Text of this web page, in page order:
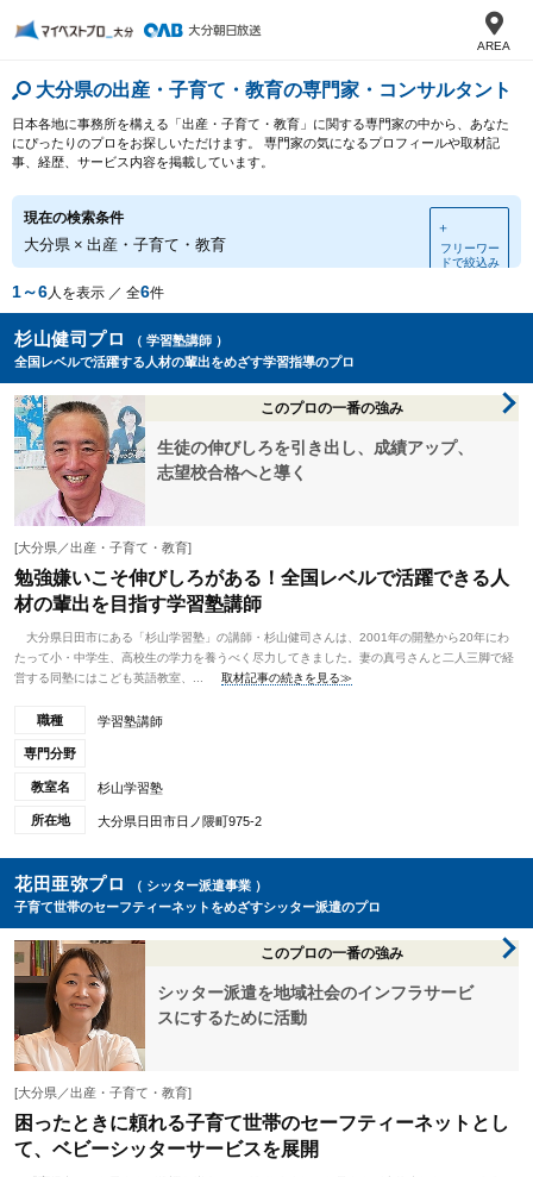
AREA
大分県の出産・子育て・教育の専門家・コンサルタント
日本各地に事務所を構える「出産・子育て・教育」に関する専門家の中から、あなた
にぴったりのプロをお探しいただけます。 専門家の気になるプロフィールや取材記
事、経歴、サービス内容を掲載しています。
現在の検索条件
大分県 × 出産・子育て・教育
＋
フリーワー
ドで絞込み
1～6人を表示 ／ 全6件
杉山健司プロ
（ 学習塾講師 ）
全国レベルで活躍する人材の輩出をめざす学習指導のプロ
このプロの一番の強み
生徒の伸びしろを引き出し、成績アップ、
志望校合格へと導く
[大分県／出産・子育て・教育]
勉強嫌いこそ伸びしろがある！全国レベルで活躍できる人
材の輩出を目指す学習塾講師
大分県日田市にある「杉山学習塾」の講師・杉山健司さんは、2001年の開塾から20年にわ
たって小・中学生、高校生の学力を養うべく尽力してきました。妻の真弓さんと二人三脚で経
営する同塾にはこども英語教室、...
取材記事の続きを見る≫
職種 学習塾講師
専門分野
教室名 杉山学習塾
所在地 大分県日田市日ノ隈町975-2
花田亜弥プロ
（ シッター派遣事業 ）
子育て世帯のセーフティーネットをめざすシッター派遣のプロ
このプロの一番の強み
シッター派遣を地域社会のインフラサービ
スにするために活動
[大分県／出産・子育て・教育]
困ったときに頼れる子育て世帯のセーフティーネットとし
て、ベビーシッターサービスを展開